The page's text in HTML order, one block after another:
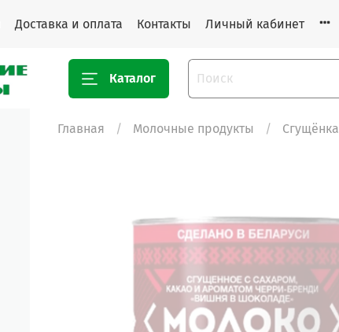
Доставка и оплата Контакты Личный кабинет
Каталог
Главная Молочные продукты Сгущёнка